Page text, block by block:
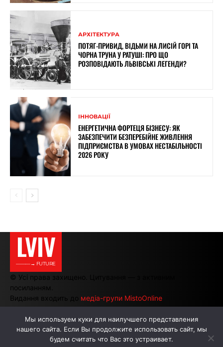
АРХІТЕКТУРА
ПОТЯГ-ПРИВИД, ВІДЬМИ НА ЛИСІЙ ГОРІ ТА
ЧОРНА ТРУНА У РАТУШІ: ПРО ЩО
РОЗПОВІДАЮТЬ ЛЬВІВСЬКІ ЛЕГЕНДИ?
ІННОВАЦІЇ
ЕНЕРГЕТИЧНА ФОРТЕЦЯ БІЗНЕСУ: ЯК
ЗАБЕЗПЕЧИТИ БЕЗПЕРЕБІЙНЕ ЖИВЛЕННЯ
ПІДПРИЄМСТВА В УМОВАХ НЕСТАБІЛЬНОСТІ
2026 РОКУ
LVIV
———→ FUTURE
© Усі права захищено. Цитування — з активним
посиланням.
Видання входить до медіа-групи MistoOnline
АВТОРИ РЕКЛАМА НА САЙТІ
Мы используем куки для наилучшего представления
нашего сайта. Если Вы продолжите использовать сайт, мы
будем считать что Вас это устраивает.